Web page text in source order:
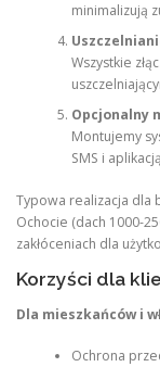
minimalizują
Wszystkie
Opcjonalny
Montujemy
SMS i
Typowa realizacja dla
Ochocie (dach 1000-
zakłóceniach dla
Korzyści dla
Dla mieszkańców i
Ochrona